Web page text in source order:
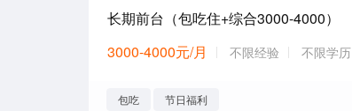
长期前台（包吃住+综合3000-4000）
3000-4000元/月
不限经验 不限学历
包吃 节日福利